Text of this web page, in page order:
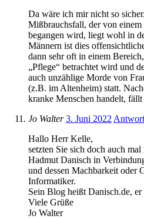
Da wäre ich mir nicht so
Mißbrauchsfall, der von
begangen wird, liegt wohl in
Männern ist dies
dann sehr oft in einem
„Pflege“ betrachtet wird und
auch unzählige Morde von
(z.B. im Altenheim) statt.
kranke Menschen handelt,
Jo Walter 3. Juni 2022
Hallo Herr Kelle,
setzten Sie sich doch auch
Hadmut Danisch in
und dessen Machbarkeit oder
Informatiker.
Sein Blog heißt Danisch.de,
Viele Grüße
Jo Walter